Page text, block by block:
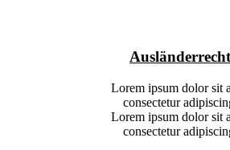
Ausländerrecht
Lorem ipsum dolor sit
consectetur
Lorem ipsum dolor sit
consectetur